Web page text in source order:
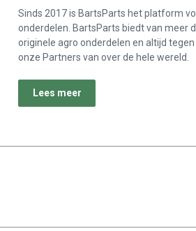
Sinds 2017 is BartsParts het platform
onderdelen. BartsParts biedt van meer
originele agro onderdelen en altijd
onze Partners van over de hele wereld.
Lees meer